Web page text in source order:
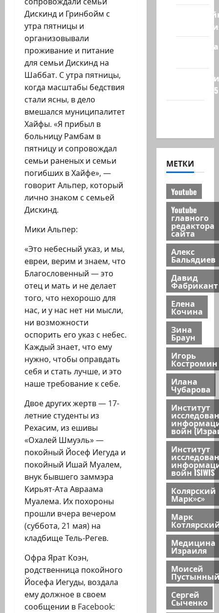
Дискинд и Гринбойм с
утра пятницы и
организовывали
проживание и питание
для семьи Дискинд на
Шаббат. С утра пятницы,
когда масштабы бедствия
стали ясны, в дело
вмешался муниципалитет
Хайфы. «Я прибыл в
больницу Рамбам в
пятницу и сопровождал
семьи раненых и семьи
погибших в Хайфе», —
говорит Альпер, который
лично знаком с семьей
Дискинд.
Мики Альпер:
«Это небесный указ, и мы,
евреи, верим и знаем, что
Благословенный — это
отец и мать и не делает
того, что нехорошо для
нас, и у нас нет ни мысли,
ни возможности
оспорить его указ с небес.
Каждый знает, что ему
нужно, чтобы оправдать
себя и стать лучше, и это
наше требование к себе.
Двое других жертв — 17-
летние студенты из
Рехасим, из ешивы
«Охалей Шмуэль» —
покойный Йосеф Иегуда и
покойный Ишай Муалем,
внук бывшего заммэра
Кирьят-Ата Авраама
Муалема. Их похороны
прошли вчера вечером
(суббота, 21 мая) на
кладбище Тель-Регев.
Офра Ярат Коэн,
родственница покойного
Йосефа Иегуды, воздала
ему должное в своем
сообщении в Facebook:
Полемика
сайта 2025
МЕТКИ
Youtube
Youtube
главного
редактора
сайта
Алекс
Бальядиев
Давид
Фабрикант
Елена
Кочина
Зина
Браун
Игорь
Костромин
Илана
Чубарова
Институт
войн
Институт
войн ISIWIS
Колярский
Марк»с»
Марк
Медицина
Израиля
Моисей
Сергей
Сыченко